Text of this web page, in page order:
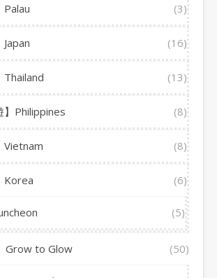
Palau (3)
Japan (16)
Thailand (13)
】Philippines (8)
Vietnam (8)
Korea (6)
(5)
Grow to Glow (50)